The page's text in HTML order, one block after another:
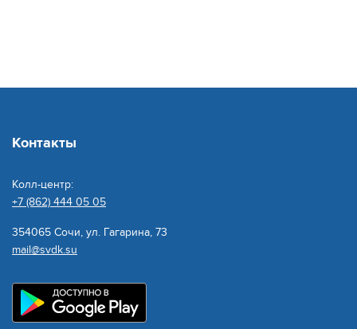
Контакты
Колл-центр:
+7 (862) 444 05 05
354065 Сочи, ул. Гагарина, 73
mail@svdk.su